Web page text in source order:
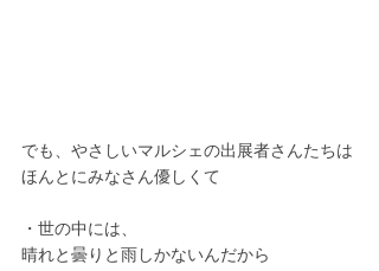
でも、やさしいマルシェの出展者さんたちは
ほんとにみなさん優しくて
・世の中には、
晴れと曇りと雨しかないんだから